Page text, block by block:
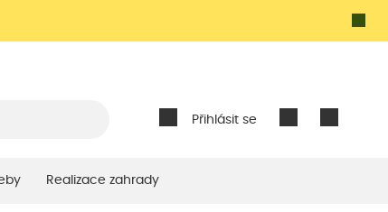
Přihlásit se
Realizace zahrady